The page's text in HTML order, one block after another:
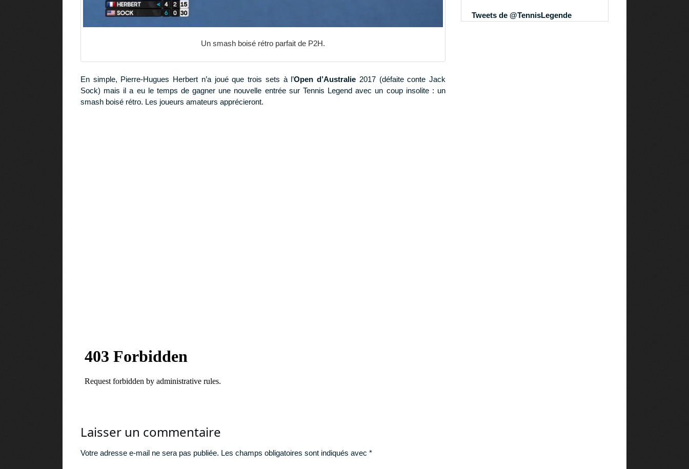
Un smash boisé rétro parfait de P2H.
En simple, Pierre-Hugues Herbert n’a joué que trois sets à l’Open d’Australie 2017 (défaite conte Jack
Sock) mais il a eu le temps de gagner une nouvelle entrée sur Tennis Legend avec un coup insolite : un
smash boisé rétro. Les joueurs amateurs apprécieront.
Laisser un commentaire
Votre adresse e-mail ne sera pas publiée. Les champs obligatoires sont indiqués avec *
Tweets de @TennisLegende